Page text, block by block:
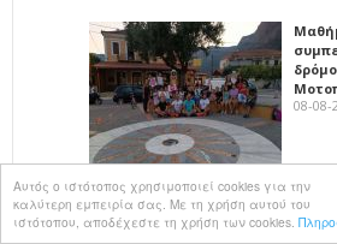
Αυτός ο ιστότοπος χρησιμοποιεί cookies για την
καλύτερη εμπειρία σας. Με τη χρήση αυτού του
ιστότοπου, αποδέχεστε τη χρήση των cookies.
08-08-